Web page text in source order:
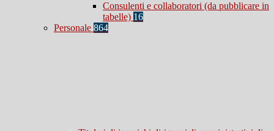
Consulenti e collaboratori (da pubblicare in
tabelle) 16
Personale 864